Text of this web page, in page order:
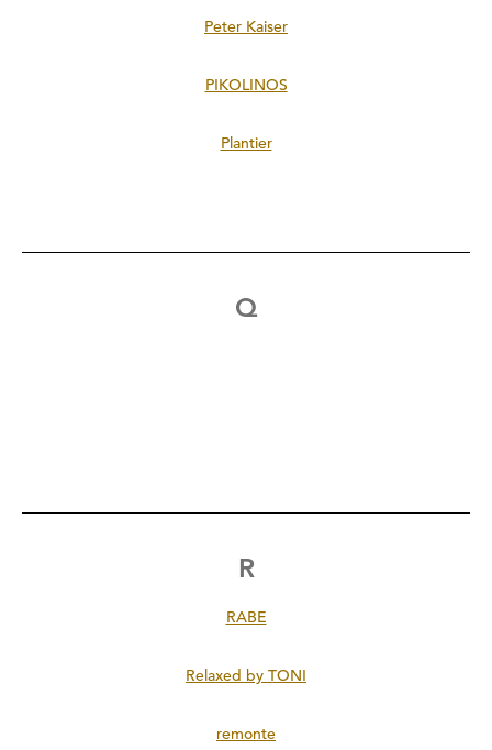
Peter Kaiser
PIKOLINOS
Plantier
Q
R
RABE
Relaxed by TONI
remonte